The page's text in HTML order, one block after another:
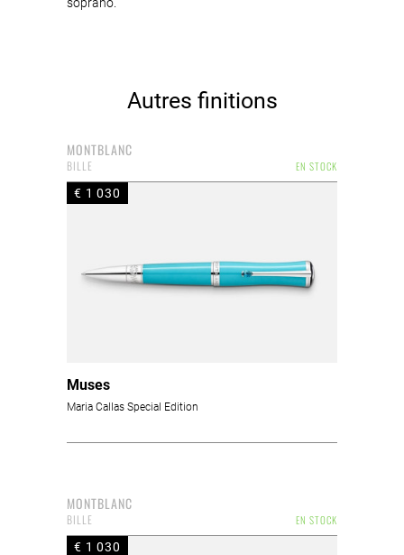
Autres finitions
MONTBLANC
EN STOCK
BILLE
€ 1 030
Muses
Maria Callas Special Edition
MONTBLANC
EN STOCK
BILLE
€ 1 030